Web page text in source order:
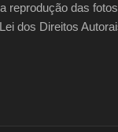
reprodução das
dos Direitos